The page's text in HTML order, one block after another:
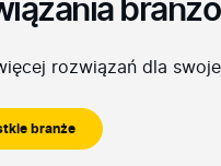
rozwiązań dla
branże